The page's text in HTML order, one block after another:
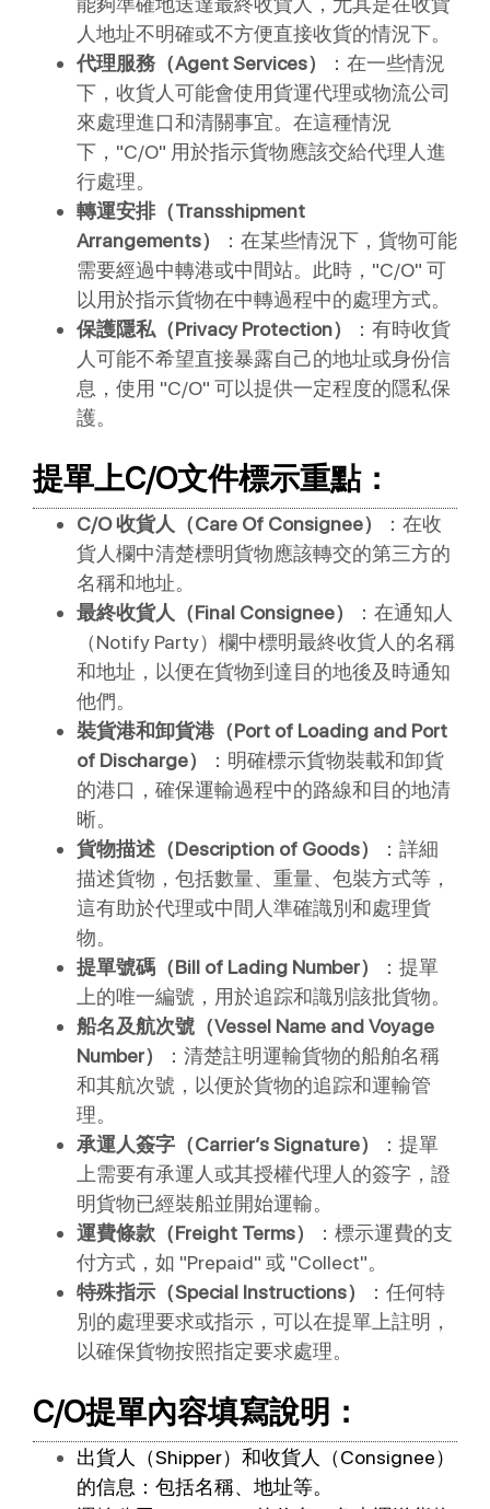
人地址不明確或不方便直接收貨的情況下。
代理服務（Agent Services）
：在一些情況
下，收貨人可能會使用貨運代理或物流公司
來處理進口和清關事宜。在這種情況
下，"C/O" 用於指示貨物應該交給代理人進
行處理。
轉運安排（Transshipment
Arrangements）
：在某些情況下，貨物可能
需要經過中轉港或中間站。此時，"C/O" 可
以用於指示貨物在中轉過程中的處理方式。
保護隱私（Privacy Protection）
：有時收貨
人可能不希望直接暴露自己的地址或身份信
息，使用 "C/O" 可以提供一定程度的隱私保
護。
提單上C/O文件標示重點：
C/O 收貨人（Care Of Consignee）
：在收
貨人欄中清楚標明貨物應該轉交的第三方的
名稱和地址。
最終收貨人（Final Consignee）
：在通知人
（Notify Party）欄中標明最終收貨人的名稱
和地址，以便在貨物到達目的地後及時通知
他們。
裝貨港和卸貨港（Port of Loading and Port
of Discharge）
：明確標示貨物裝載和卸貨
的港口，確保運輸過程中的路線和目的地清
晰。
貨物描述（Description of Goods）
：詳細
描述貨物，包括數量、重量、包裝方式等，
這有助於代理或中間人準確識別和處理貨
物。
提單號碼（Bill of Lading Number）
：提單
上的唯一編號，用於追踪和識別該批貨物。
船名及航次號（Vessel Name and Voyage
Number）
：清楚註明運輸貨物的船舶名稱
和其航次號，以便於貨物的追踪和運輸管
理。
承運人簽字（Carrier’s Signature）
：提單
上需要有承運人或其授權代理人的簽字，證
明貨物已經裝船並開始運輸。
運費條款（Freight Terms）
：標示運費的支
付方式，如 "Prepaid" 或 "Collect"。
特殊指示（Special Instructions）
：任何特
別的處理要求或指示，可以在提單上註明，
以確保貨物按照指定要求處理。
C/O提單內容填寫說明：
出貨人（Shipper）和收貨人（Consignee）
的信息：包括名稱、地址等。